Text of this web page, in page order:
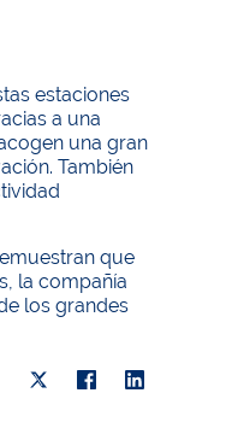
estaciones
a una
una gran
También
que
la compañía
los grandes